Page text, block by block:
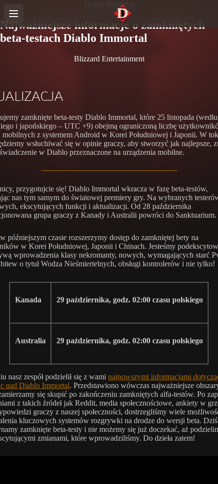
Diablo Immortal
Najważniejsze informacje o zamkniętych
beta-testach Diablo Immortal
Blizzard Entertainment
zamknięte beta-testy Diablo Immortal, które 25 listopada
i japońskiego – UTC +9) obejmą ograniczoną liczbę
mobilnych z systemem Android w Korei Południowej i Japonii. W
wsłuchiwać się w opinie graczy, aby stworzyć jak najlepsze,
w Diablo przeznaczone na urządzenia mobilne.
przygotujcie się! Diablo Immortal wkracza w fazę beta-testów,
nas tym samym do światowej premiery gry. Na wybranych
ekscytujących funkcji i aktualizacji. Od 28 października
grupa graczy z Kanady i Australii powróci do Sanktuarium.
późniejszym czasie rozszerzymy dostęp do zamkniętej bety na
w Korei Południowej, Japonii i Chinach. Jesteśmy
wprowadzenia klasy nekromanty, nowych, wymagających starć
o tytuł Wodza Nieśmiertelnych, obsługi kontrolerów i nie tylko!
Kanada 29 października, godz. 02:00 czasu polskiego
Australia 29 października, godz. 02:00 czasu polskiego
nasz zespół podzielił się z wami najnowszymi informacjami
nad Diablo Immortal. Przedstawiono wówczas najważniejsze
się skupić po zakończeniu zamkniętych alfa-testów. Po
z takich źródeł jak Reddit, media społecznościowe, ankiety w
graczy z naszej społeczności, dostrzegliśmy wiele
kluczowych systemów rozgrywki na drodze do wersji beta. Dziś
zamknięte beta-testy i nie możemy się już doczekać, aż
zmianami, które wprowadziliśmy. Do dzieła zatem!